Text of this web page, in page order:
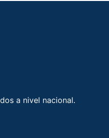
a nivel nacional.